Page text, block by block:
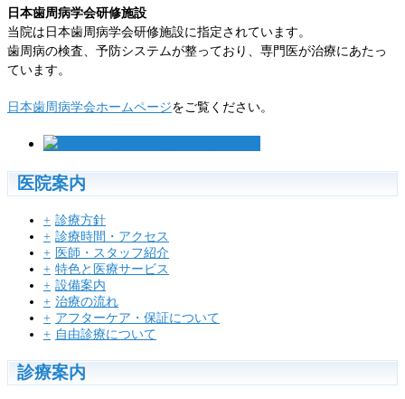
日本歯周病学会研修施設
当院は日本歯周病学会研修施設に指定されています。
歯周病の検査、予防システムが整っており、専門医が治療にあたっ
ています。
日本歯周病学会ホームページをご覧ください。
医院案内
診療方針
診療時間・アクセス
医師・スタッフ紹介
特色と医療サービス
設備案内
治療の流れ
アフターケア・保証について
自由診療について
診療案内